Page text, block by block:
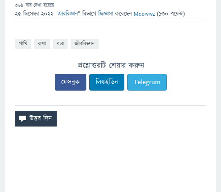
369 বার দেখা হয়েছে
25 ডিসেম্বর 2022 "জীববিজ্ঞান" বিভাগে জিজ্ঞাসাকরেছেনMeowwz (130 পয়েন্ট)
পাখি কথা বলা জীববিজ্ঞান
প্রশ্নোত্তরটি শেয়ার করুন
ফেসবুক লিঙ্কইডিন Telegram